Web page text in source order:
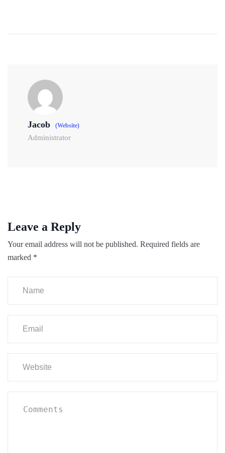
Jacob (Website)
Administrator
Leave a Reply
Your email address will not be published. Required fields are
marked *